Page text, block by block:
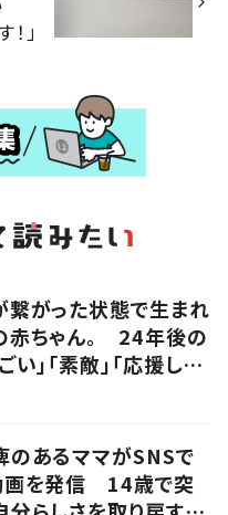
」
繋がった状態で生まれ
赤ちゃん。 24年後の
い」「素敵」「応援して
のあるママがSNSで
画を発信 14歳で突